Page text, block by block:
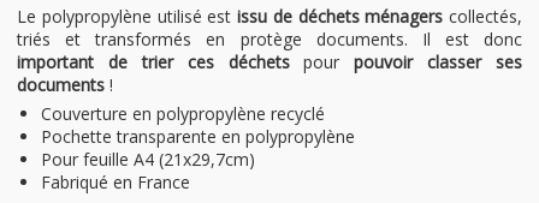
Le polypropylène utilisé est issu de déchets ménagers collectés,
triés et transformés en protège documents. Il est donc
important de trier ces déchetspourpouvoir classer ses
documents !
Couverture en polypropylène recyclé
Pochette transparente en polypropylène
Pour feuille A4 (21x29,7cm)
Fabriqué en France